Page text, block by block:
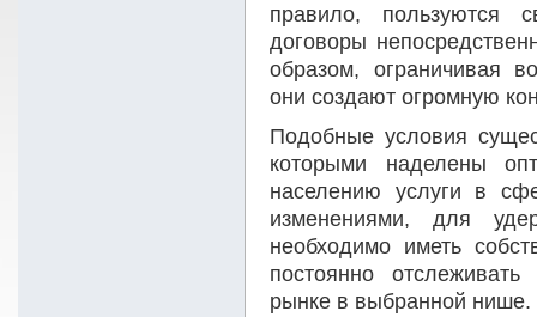
правило, пользуются
договоры
образом, ограничивая
они создают огромную
Подобные условия
которыми наделены
населению услуги в
изменениями, для
необходимо иметь
постоянно
рынке в выбранной нише.